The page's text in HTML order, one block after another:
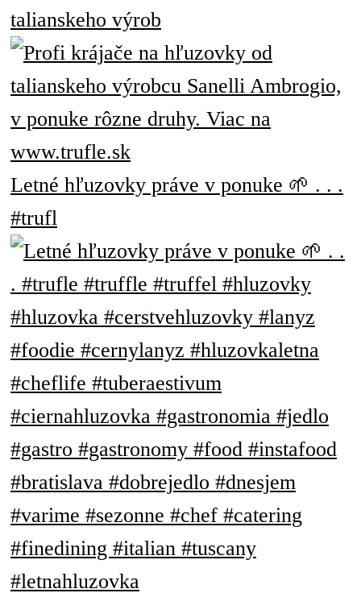
talianskeho výrob
Letné hľuzovky práve v ponuke 🌱 . . .
#trufl